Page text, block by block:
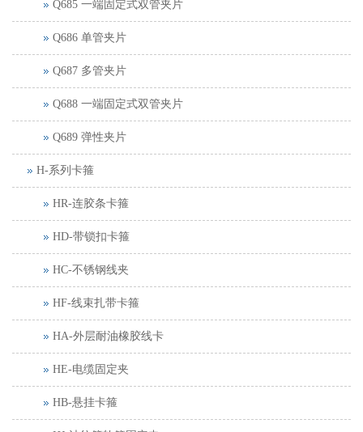
Q685 一端固定式双管夹片
Q686 单管夹片
Q687 多管夹片
Q688 一端固定式双管夹片
Q689 弹性夹片
H-系列卡箍
HR-连胶条卡箍
HD-带锁扣卡箍
HC-不锈钢线夹
HF-线束扎带卡箍
HA-外层耐油橡胶线卡
HE-电缆固定夹
HB-悬挂卡箍